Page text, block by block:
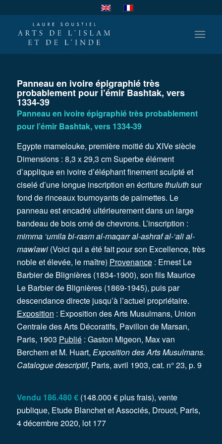
Panneau en ivoire épigraphié très
probablement pour l’émir Bashtak, vers
1334-39
Panneau en ivoire épigraphié très probablement
pour l’émir Bashtak, vers 1334-39
Egypte mamelouke, première moitié du XIVe siècle
Dimensions : 8,3 x 29,3 cm Superbe élément
d’applique en ivoire d’éléphant finement sculpté et
ciselé d’une longue inscription en écriturethuluthsur
fond de rinceaux tournoyants de palmettes. Le
panneau est encadré ultérieurement dans un large
bandeau de bois orné de chevrons. L’inscription :
mimma ‘umila bi-rasm al-maqarr al-ashraf al-‘ali al-
mawlawi (Voici qui a été fait pour son Excellence, très
noble et élevée, le maître) Provenance: Ernest Le
Barbier de Blignières (1834-1900), son fils Maurice
Le Barbier de Blignières (1869-1945), puis par
descendance directe jusqu’à l’actuel propriétaire.
Exposition : Exposition des Arts Musulmans, Union
Centrale des Arts Décoratifs, Pavillon de Marsan,
Paris, 1903 Publié: Gaston Migeon, Max van
Berchem et M. Huart, Exposition des Arts Musulmans.
Catalogue descriptif, Paris, avril 1903, cat. n° 23, p. 9
Vendu 186.480 €(148.000 € plus frais), vente
publique, Etude Blanchet et Associés, Drouot, Paris,
4 décembre 2020, lot 177